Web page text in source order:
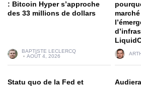
: Bitcoin Hyper s’approche
des 33 millions de dollars
BAPTISTE LECLERCQ
AOÛT 4, 2026
Statu quo de la Fed et